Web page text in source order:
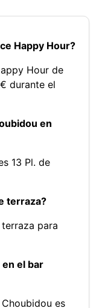
Happy Hour?
Hour de
durante el
en
13 Pl. de
terraza?
para
el bar
es